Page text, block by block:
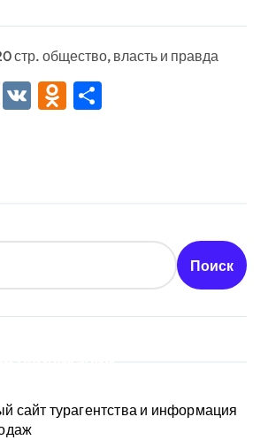
стр. общество, власть и правда
Viber
VK Odnoklassniki
Поиск
сайт турагентства и информация